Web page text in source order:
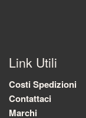
Link Utili
Costi Spedizioni
Contattaci
Marchi